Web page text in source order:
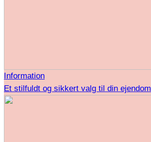
Information
Et stilfuldt og sikkert valg til din ejendom